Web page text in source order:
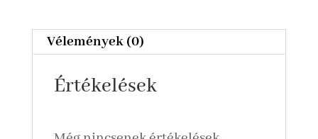
Vélemények (0)
Értékelések